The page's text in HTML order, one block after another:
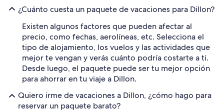
¿Cuánto cuesta un paquete de vacaciones para Dillon?
Existen algunos factores que pueden afectar al
precio, como fechas, aerolíneas, etc. Selecciona el
tipo de alojamiento, los vuelos y las actividades que
mejor te vengan y verás cuánto podría costarte a ti.
Desde luego, el paquete puede ser tu mejor opción
para ahorrar en tu viaje a Dillon.
Quiero irme de vacaciones a Dillon, ¿cómo hago para
reservar un paquete barato?